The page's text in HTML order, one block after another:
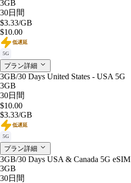
3GB
30日間
$3.33/GB
$10.00
低遅延
5G
プラン詳細
3GB/30 Days United States - USA 5G
3GB
30日間
$10.00
$3.33/GB
低遅延
5G
プラン詳細
3GB/30 Days USA & Canada 5G eSIM
3GB
30日間